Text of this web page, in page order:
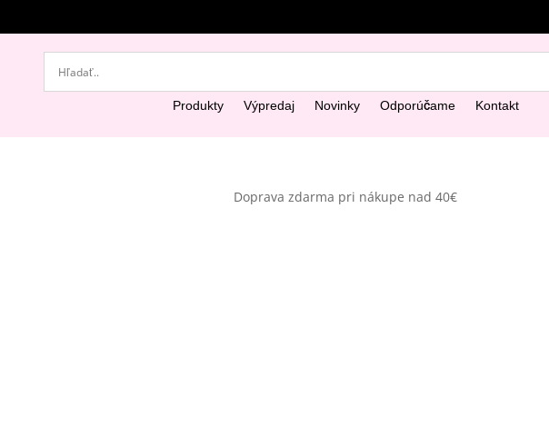
Produkty Výpredaj Novinky Odporúčame Kontakt
Doprava zdarma pri nákupe nad 40€